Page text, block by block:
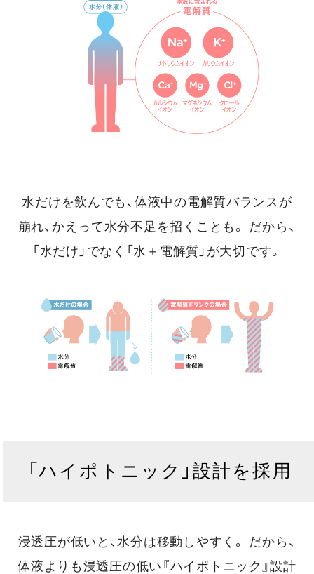
水だけを飲んでも、体液中の電解質バランスが
崩れ、かえって水分不足を招くことも。
だから、
「水だけ」でなく「水＋電解質」が大切です。
「ハイポトニック」設計を採用
浸透圧が低いと、水分は移動しやすく。
だから、
体液よりも浸透圧の低い『ハイポトニック』設計